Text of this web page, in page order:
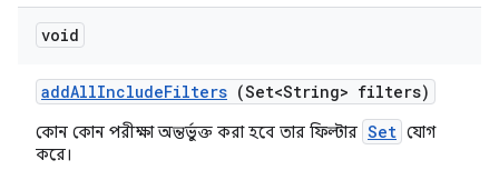
void
addAllIncludeFilters (Set<String> filters)
কোন কোন পরীক্ষা অন্তর্ভুক্ত করা হবে তার ফিল্টার Set যোগ
করে।